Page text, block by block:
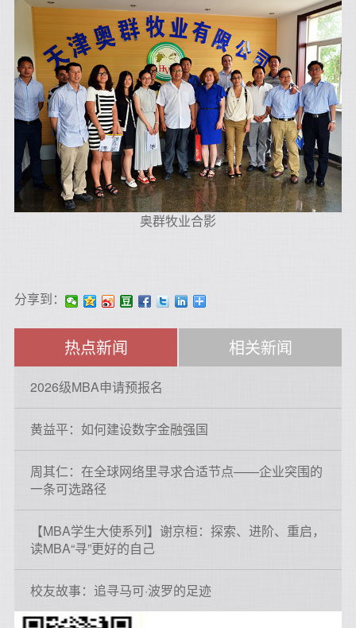
奥群牧业合影
分享到：
热点新闻 相关新闻
2026级MBA申请预报名
黄益平：如何建设数字金融强国
周其仁：在全球网络里寻求合适节点——企业突围的
一条可选路径
【MBA学生大使系列】谢京桓：探索、进阶、重启，
读MBA“寻”更好的自己
校友故事：追寻马可·波罗的足迹